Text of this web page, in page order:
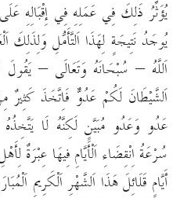
يُؤَثِّرُ ذَلِكَ فِي عَمَلِهِ فِي إِقْبَالِهِ
يُوجَدُ نَتِيجَةٍ لِهَذَا اَلتَّأَمُّلِ وَلِذَلِكَ
اَللَّهُ – سُبْحَانَهُ وَتَعَالَى –
اَلشَّيْطَانَ لَكُمْ عَدُوٌّ فَاِتَّخَذَ كَثِيرٌ
عَدُو وَعَدُو مُبَيَّنٍ لَكِنَّهُ لَا
سُرْعَةُ اِنْقِضَاءِ اَلْأَيَّامِ فِيهَا عِبْرَةٌ
أَيَّامٍ قَلَائِلَ هَذَا اَلشَّهْرِ اَلْكَرِيمِ